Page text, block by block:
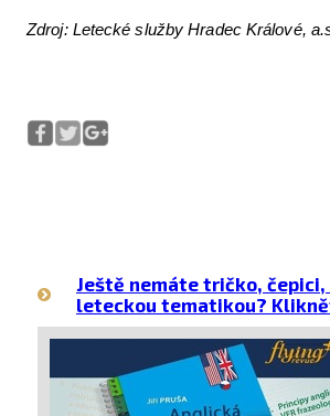
Zdroj: Letecké služby Hradec Králové,
Ještě nemáte tričko, čepici,
leteckou tematikou?